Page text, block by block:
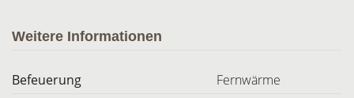
Weitere Informationen
Befeuerung
Fernwärme